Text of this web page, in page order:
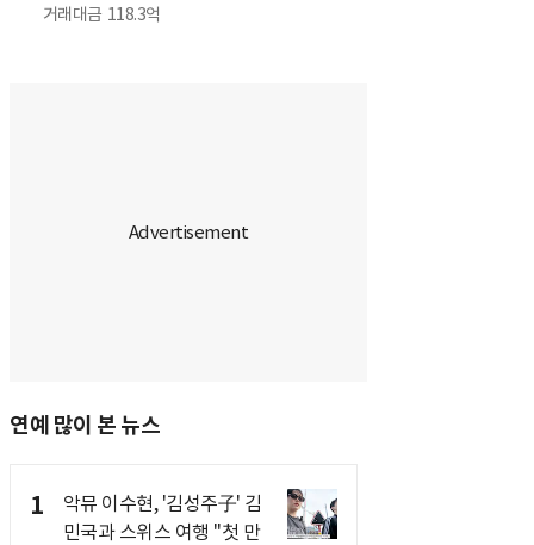
거래대금 118.3억
연예 많이 본 뉴스
1
악뮤 이수현, '김성주子' 김
민국과 스위스 여행 "첫 만